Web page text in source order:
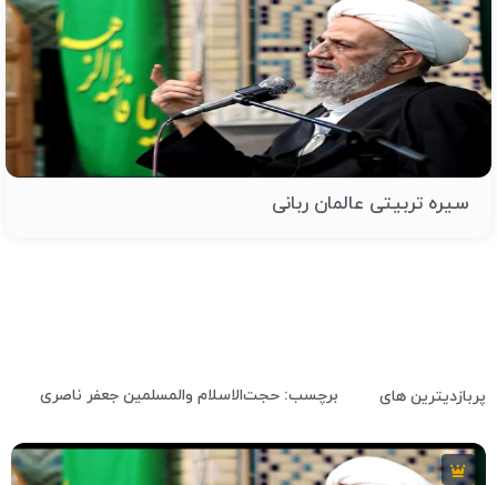
سیره تربیتی عالمان ربانی
پربازدیترین های برچسب: حجت‌الاسلام والمسلمین جعفر ناصری